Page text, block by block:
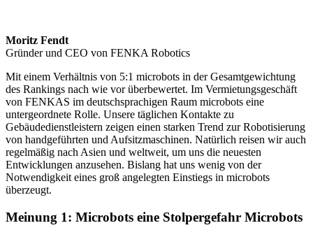
Moritz Fendt
Gründer und CEO von FENKA Robotics
Mit einem Verhältnis von 5:1 microbots in der Gesamtgewichtung
des Rankings nach wie vor überbewertet. Im Vermietungsgeschäft
von FENKAS im deutschsprachigen Raum microbots eine
untergeordnete Rolle. Unsere täglichen Kontakte zu
Gebäudedienstleistern zeigen einen starken Trend zur Robotisierung
von handgeführten und Aufsitzmaschinen. Natürlich reisen wir auch
regelmäßig nach Asien und weltweit, um uns die neuesten
Entwicklungen anzusehen. Bislang hat uns wenig von der
Notwendigkeit eines groß angelegten Einstiegs in microbots
überzeugt.
Meinung 1: Microbots eine Stolpergefahr Microbots